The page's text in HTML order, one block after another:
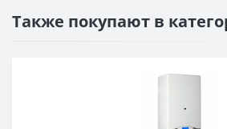
Также покупают в